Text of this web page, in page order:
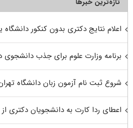
اعلام نتایج دکتری بدون کنکور دانشگاه یزد
برنامه وزارت علوم برای جذب دانشجوی
شروع ثبت نام آزمون زبان دانشگاه تهران
اعطای ردا کارت به دانشجویان دکتری از مهر